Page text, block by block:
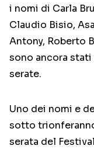
i nomi di Carla
Claudio Bisio,
Antony, Roberto
sono ancora
serate.
Uno dei nomi e
sotto
serata del